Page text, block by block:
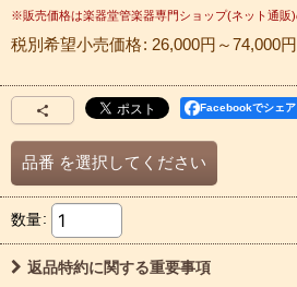
税別希望小売価格: 26,000円 ～74,000円
Facebookでシェア
品番 を選択してください
数量:
返品特約に関する重要事項